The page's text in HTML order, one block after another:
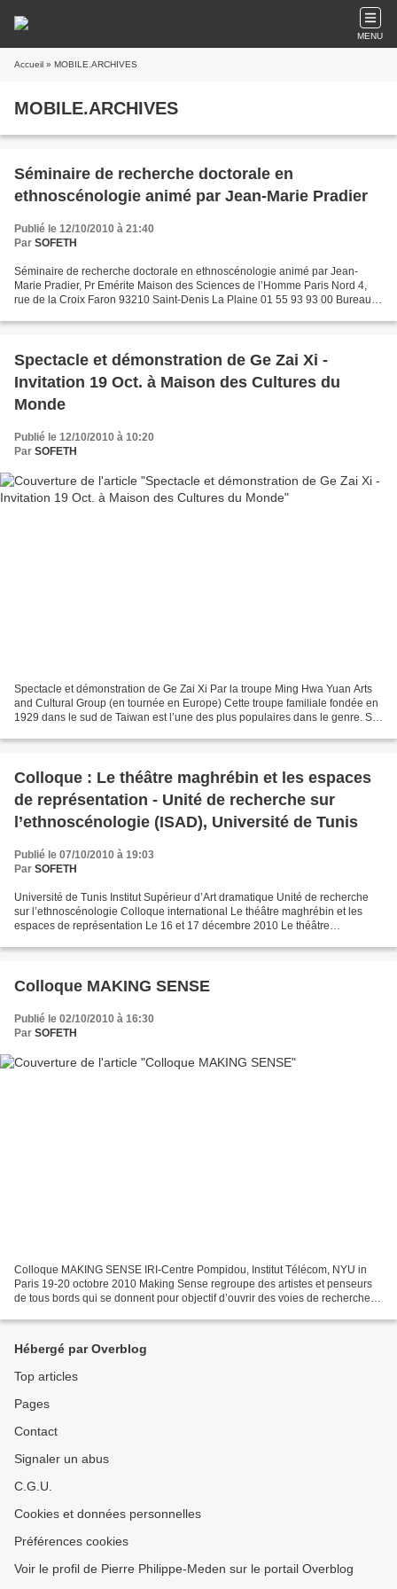
MENU
Accueil » MOBILE.ARCHIVES
MOBILE.ARCHIVES
Séminaire de recherche doctorale en
ethnoscénologie animé par Jean-Marie Pradier
Publié le 12/10/2010 à 21:40
Par SOFETH
Séminaire de recherche doctorale en ethnoscénologie animé par Jean-
Marie Pradier, Pr Emérite Maison des Sciences de l’Homme Paris Nord 4,
rue de la Croix Faron 93210 Saint-Denis La Plaine 01 55 93 93 00 Bureau:
Spectacle et démonstration de Ge Zai Xi -
Invitation 19 Oct. à Maison des Cultures du
Monde
Publié le 12/10/2010 à 10:20
Par SOFETH
Spectacle et démonstration de Ge Zai Xi Par la troupe Ming Hwa Yuan Arts
and Cultural Group (en tournée en Europe) Cette troupe familiale fondée en
1929 dans le sud de Taiwan est l’une des plus populaires dans le genre. Sa
Colloque : Le théâtre maghrébin et les espaces
de représentation - Unité de recherche sur
l’ethnoscénologie (ISAD), Université de Tunis
Publié le 07/10/2010 à 19:03
Par SOFETH
Université de Tunis Institut Supérieur d’Art dramatique Unité de recherche
sur l’ethnoscénologie Colloque international Le théâtre maghrébin et les
espaces de représentation Le 16 et 17 décembre 2010 Le théâtre
Colloque MAKING SENSE
Publié le 02/10/2010 à 16:30
Par SOFETH
Colloque MAKING SENSE IRI-Centre Pompidou, Institut Télécom, NYU in
Paris 19-20 octobre 2010 Making Sense regroupe des artistes et penseurs
de tous bords qui se donnent pour objectif d’ouvrir des voies de recherche et
Hébergé par Overblog
Top articles
Pages
Contact
Signaler un abus
C.G.U.
Cookies et données personnelles
Préférences cookies
Voir le profil de Pierre Philippe-Meden sur le portail Overblog